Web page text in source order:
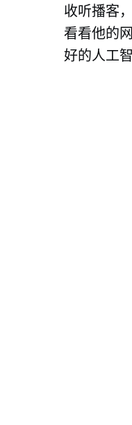
收听播客
看看他的
好的人工